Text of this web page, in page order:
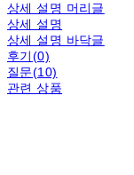
상세 설명 머리글
상세 설명
상세 설명 바닥글
후기(0)
질문(10)
관련 상품